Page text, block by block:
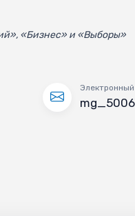
«Бизнес» и «Выборы»